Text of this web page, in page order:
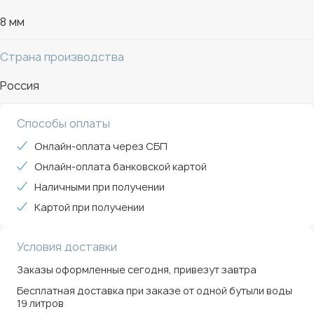
8 мм
Страна производства
Россия
Способы оплаты
Онлайн-оплата через СБП
Онлайн-оплата банковской картой
Наличными при получении
Картой при получении
Условия доставки
Заказы оформленные сегодня, привезут завтра
Бесплатная доставка при заказе от одной бутыли воды
19 литров